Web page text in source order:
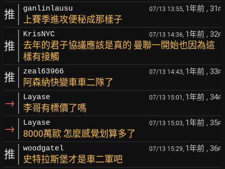
推 ganlinlausu 07/13 13:55, 1年前 , 31 F
上賽季進攻便秘成那樣子
推
KrisNYC 07/13 14:36, 1年前 , 32F
去年的君子協議應該是真的 曼聯一開始也因為這
樣有接觸
推 zeal63966 07/13 14:43, 1年前 , 33F
阿森納快變車車二隊了
→ Layase 07/13 15:01, 1年前 , 34F
李哥有標價了嗎
→ Layase 07/13 15:03, 1年前 , 35F
8000萬歐 怎麼感覺划算多了
推 woodgatel 07/13 15:29, 1年前 , 36F
史特拉斯堡才是車二軍吧